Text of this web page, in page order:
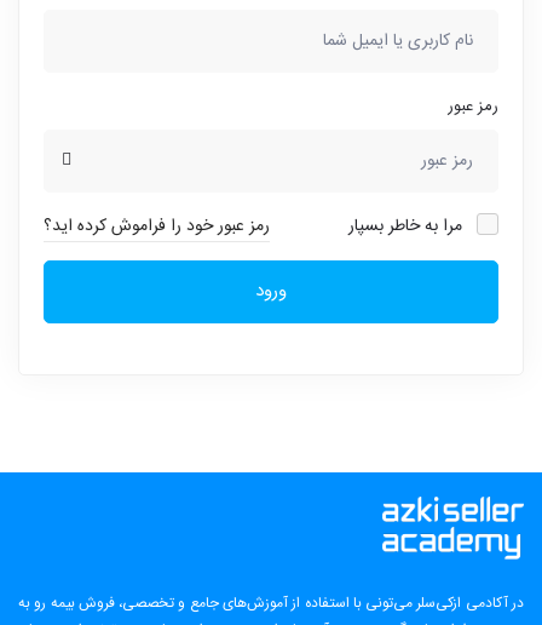
رمز عبور
مرا به خاطر بسپار رمز عبور خود را فراموش کرده اید؟
ورود
در آکادمی ازکی‌سلر می‌تونی با استفاده از آموزش‌های جامع و تخصصی، فروش بیمه رو به